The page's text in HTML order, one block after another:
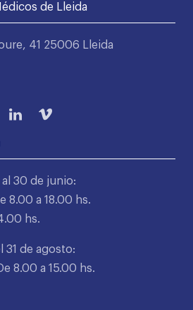
de Lleida
41 25006 Lleida
al 30 de junio:
8.00 a 18.00 hs.
hs.
31 de agosto:
8.00 a 15.00 hs.